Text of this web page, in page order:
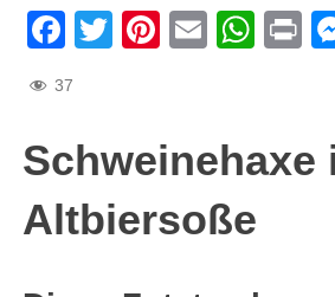
Facebook
TwitterPinterest
Email
37
Schweinehaxe
Altbiersoße